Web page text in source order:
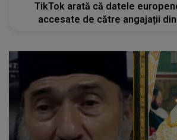
TikTok arată că datele
accesate de către angajații din